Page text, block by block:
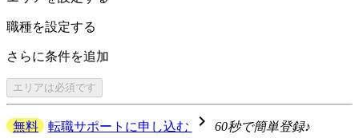
職種を設定する
さらに条件を追加
エリアは必須です
無料 転職サポートに申し込む navigate_next 60秒で簡単登録♪